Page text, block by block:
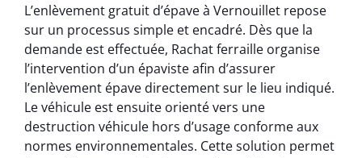
L’enlèvement gratuit d’épave à Vernouillet repose
sur un processus simple et encadré. Dès que la
demande est effectuée, Rachat ferraille organise
l’intervention d’un épaviste afin d’assurer
l’enlèvement épave directement sur le lieu indiqué.
Le véhicule est ensuite orienté vers une
destruction véhicule hors d’usage conforme aux
normes environnementales. Cette solution permet